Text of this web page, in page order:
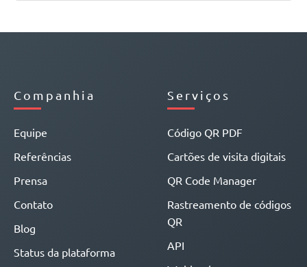
Companhia
Equipe
Referências
Prensa
Contato
Blog
Status da plataforma
Serviços
Código QR PDF
Cartões de visita digitais
QR Code Manager
Rastreamento de códigos
QR
API